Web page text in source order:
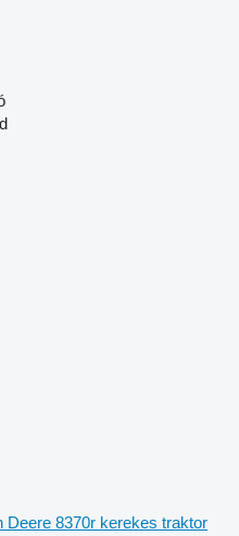
Deere 8370r kerekes traktor